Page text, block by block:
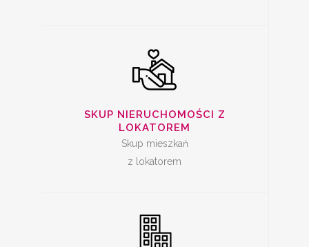
SKUP NIERUCHOMOŚCI Z
LOKATOREM
Skup mieszkań
z lokatorem
SZYBKA SPRZEDAŻ
MIESZKANIA